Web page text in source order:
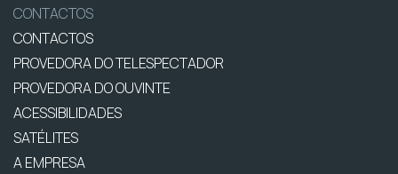
CONTACTOS
CONTACTOS
PROVEDORA DO TELESPECTADOR
PROVEDORA DO OUVINTE
ACESSIBILIDADES
SATÉLITES
A EMPRESA